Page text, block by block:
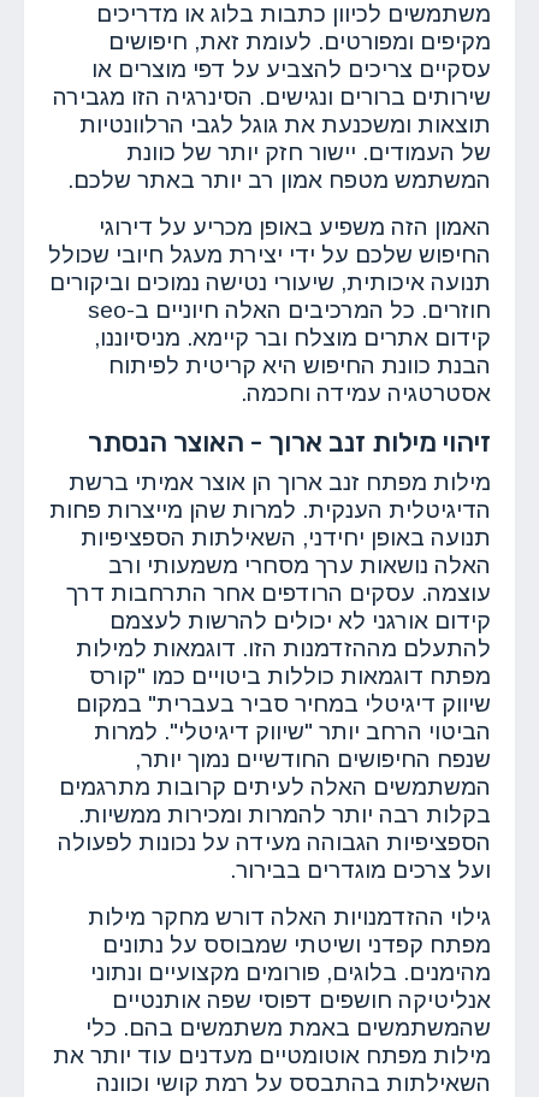
משתמשים לכיוון כתבות בלוג או מדריכים
מקיפים ומפורטים. לעומת זאת, חיפושים
עסקיים צריכים להצביע על דפי מוצרים או
שירותים ברורים ונגישים. הסינרגיה הזו מגבירה
תוצאות ומשכנעת את גוגל לגבי הרלוונטיות
של העמודים. יישור חזק יותר של כוונת
המשתמש מטפח אמון רב יותר באתר שלכם.
האמון הזה משפיע באופן מכריע על דירוגי
החיפוש שלכם על ידי יצירת מעגל חיובי שכולל
תנועה איכותית, שיעורי נטישה נמוכים וביקורים
חוזרים. כל המרכיבים האלה חיוניים ב-seo
קידום אתרים מוצלח ובר קיימא. מניסיוננו,
הבנת כוונת החיפוש היא קריטית לפיתוח
אסטרטגיה עמידה וחכמה.
זיהוי מילות זנב ארוך - האוצר הנסתר
מילות מפתח זנב ארוך הן אוצר אמיתי ברשת
הדיגיטלית הענקית. למרות שהן מייצרות פחות
תנועה באופן יחידני, השאילתות הספציפיות
האלה נושאות ערך מסחרי משמעותי ורב
עוצמה. עסקים הרודפים אחר התרחבות דרך
קידום אורגני לא יכולים להרשות לעצמם
להתעלם מההזדמנות הזו. דוגמאות למילות
מפתח דוגמאות כוללות ביטויים כמו "קורס
שיווק דיגיטלי במחיר סביר בעברית" במקום
הביטוי הרחב יותר "שיווק דיגיטלי". למרות
שנפח החיפושים החודשיים נמוך יותר,
המשתמשים האלה לעיתים קרובות מתרגמים
בקלות רבה יותר להמרות ומכירות ממשיות.
הספציפיות הגבוהה מעידה על נכונות לפעולה
ועל צרכים מוגדרים בבירור.
גילוי ההזדמנויות האלה דורש מחקר מילות
מפתח קפדני ושיטתי שמבוסס על נתונים
מהימנים. בלוגים, פורומים מקצועיים ונתוני
אנליטיקה חושפים דפוסי שפה אותנטיים
שהמשתמשים באמת משתמשים בהם. כלי
מילות מפתח אוטומטיים מעדנים עוד יותר את
השאילתות בהתבסס על רמת קושי וכוונה